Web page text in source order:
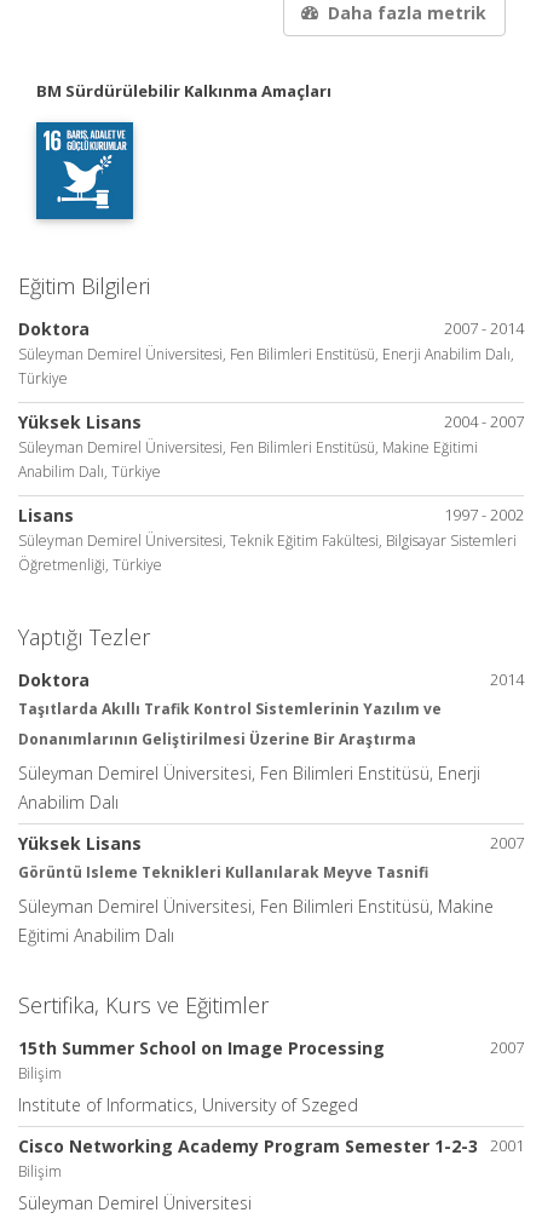
Daha fazla metrik
BM Sürdürülebilir Kalkınma Amaçları
Eğitim Bilgileri
2007 - 2014
Doktora
Süleyman Demirel Üniversitesi, Fen Bilimleri Enstitüsü, Enerji Anabilim Dalı,
Türkiye
2004 - 2007
Yüksek Lisans
Süleyman Demirel Üniversitesi, Fen Bilimleri Enstitüsü, Makine Eğitimi
Anabilim Dalı, Türkiye
1997 - 2002
Lisans
Süleyman Demirel Üniversitesi, Teknik Eğitim Fakültesi, Bilgisayar Sistemleri
Öğretmenliği, Türkiye
Yaptığı Tezler
2014
Doktora
Taşıtlarda Akıllı Trafik Kontrol Sistemlerinin Yazılım ve
Donanımlarının Geliştirilmesi Üzerine Bir Araştırma
Süleyman Demirel Üniversitesi, Fen Bilimleri Enstitüsü, Enerji
Anabilim Dalı
2007
Yüksek Lisans
Görüntü Isleme Teknikleri Kullanılarak Meyve Tasnifi
Süleyman Demirel Üniversitesi, Fen Bilimleri Enstitüsü, Makine
Eğitimi Anabilim Dalı
Sertifika, Kurs ve Eğitimler
2007
15th Summer School on Image Processing
Bilişim
Institute of Informatics, University of Szeged
2001
Cisco Networking Academy Program Semester 1-2-3
Bilişim
Süleyman Demirel Üniversitesi